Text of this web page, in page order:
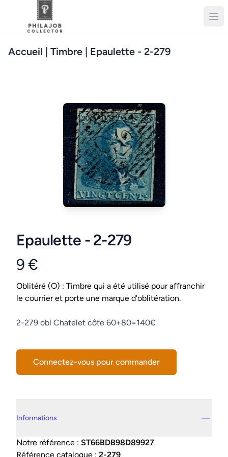
Accueil | Timbre | Epaulette - 2-279
Epaulette - 2-279
Product information
9 €
Conditions
Oblitéré (O) : Timbre qui a été utilisé pour affranchir
le courrier et porte une marque d'oblitération.
Description
2-279 obl Chatelet côte 60+80=140€
Connectez-vous pour commander
Informations
Notre référence : ST66BDB98D89927
Référence catalogue : 2-279